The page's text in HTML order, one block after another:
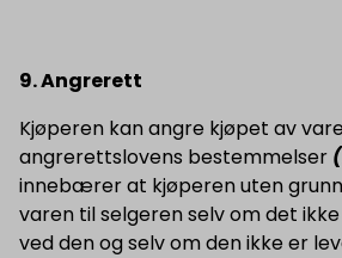
9. Angrerett
Kjøperen kan angre kjøpet av
angrerettslovens bestemmelser
innebærer at kjøperen uten
varen til selgeren selv om det
ved den og selv om den ikke er